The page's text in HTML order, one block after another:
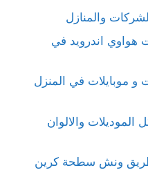
والمنازل
هواوي اندرويد في
و موبايلات في المنزل
والالوان
ونش سطحة كرين